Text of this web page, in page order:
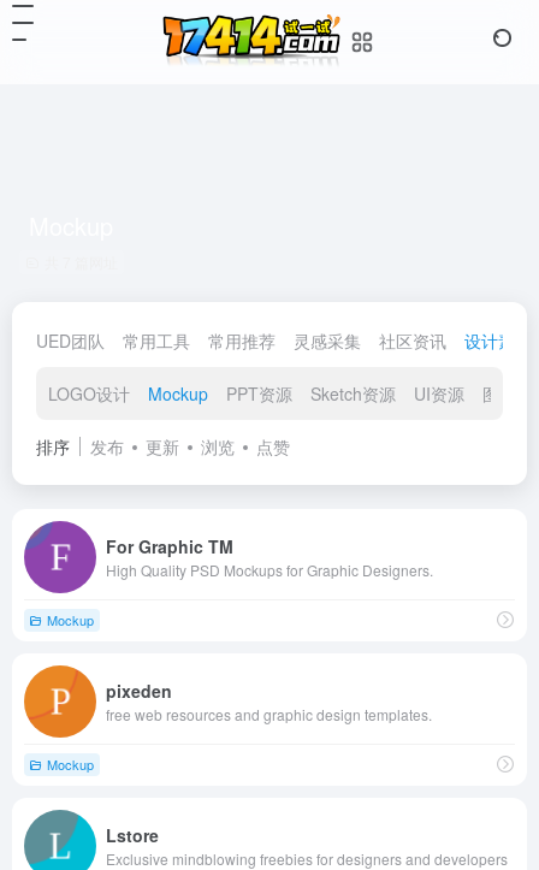
UED团队 常用工具 常用推荐 灵感采集 社区资讯 设计素材
LOGO设计 Mockup PPT资源 Sketch资源 UI资源 图标素
排序 发布 更新 浏览 点赞
For Graphic TM
High Quality PSD Mockups for Graphic Designers.
Mockup
pixeden
free web resources and graphic design templates.
Mockup
Lstore
Exclusive mindblowing freebies for designers and developers